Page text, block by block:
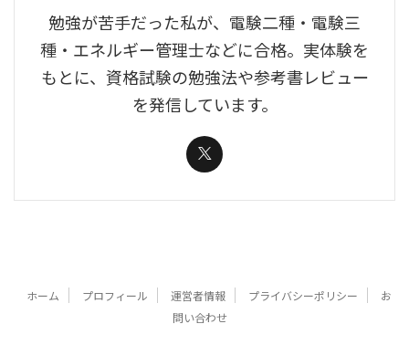
勉強が苦手だった私が、電験二種・電験三
種・エネルギー管理士などに合格。実体験を
もとに、資格試験の勉強法や参考書レビュー
を発信しています。
ホーム プロフィール 運営者情報 プライバシーポリシー
お
問い合わせ